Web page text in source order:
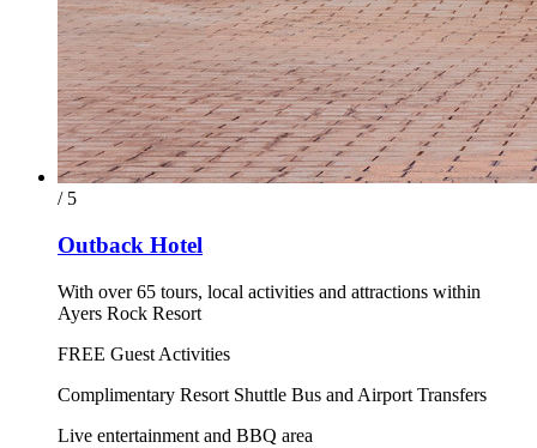
/ 5
Outback Hotel
With over 65 tours, local activities and attractions within
Ayers Rock Resort
FREE Guest Activities
Complimentary Resort Shuttle Bus and Airport Transfers
Live entertainment and BBQ area